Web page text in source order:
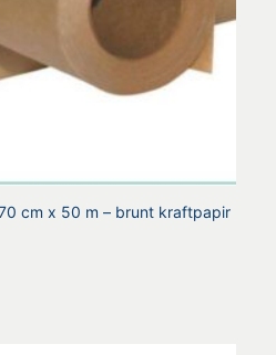
cm x 50 m – brunt kraftpapir